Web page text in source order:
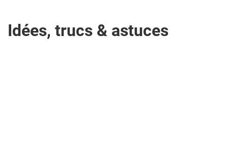
Idées, trucs & astuces